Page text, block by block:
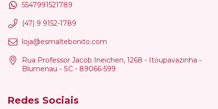
5547991521789
(47) 9 9152-1789
loja@esmaltebonito.com
Rua Professor Jacob Ineichen, 1268 - Itoupavazinha -
Blumenau - SC - 89066-599
Redes Sociais